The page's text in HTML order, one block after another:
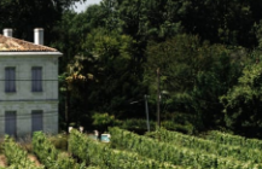
33250 Pauillac Frankreich